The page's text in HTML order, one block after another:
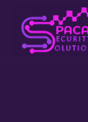
principal